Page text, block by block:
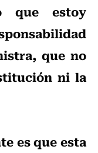
que estoy
que no
ni la
es que esta